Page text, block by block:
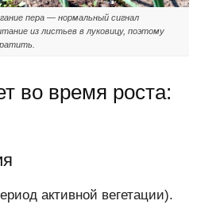
пера — нормальный сигнал
из листьев в луковицу, поэтому
во время роста:
активной вегетации).